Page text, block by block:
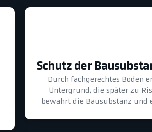
Schutz der
Durch fachgerechtes Boden
Untergrund, die später zu
bewahrt die Bausubstanz